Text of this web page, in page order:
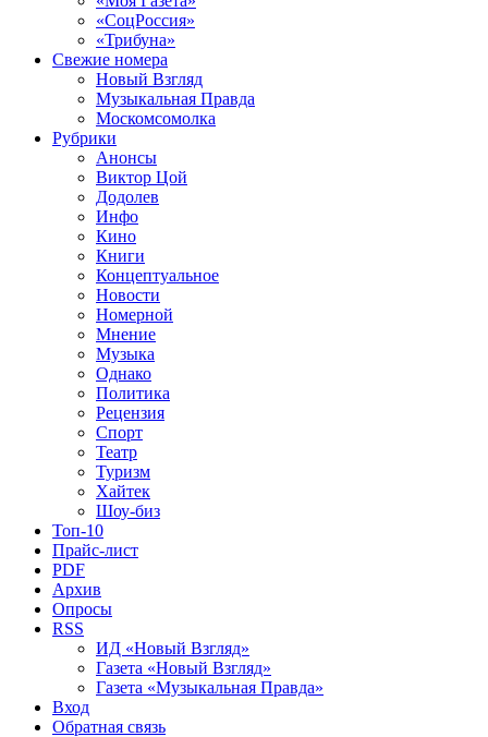
«СоцРоссия»
«Трибуна»
Свежие номера
Новый Взгляд
Музыкальная Правда
Москомсомолка
Рубрики
Анонсы
Виктор Цой
Додолев
Инфо
Кино
Книги
Концептуальное
Новости
Номерной
Мнение
Музыка
Однако
Политика
Рецензия
Спорт
Театр
Туризм
Хайтек
Шоу-биз
Топ-10
Прайс-лист
PDF
Архив
Опросы
RSS
ИД «Новый Взгляд»
Газета «Новый Взгляд»
Газета «Музыкальная Правда»
Вход
Обратная связь